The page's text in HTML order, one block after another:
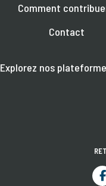
Comment
Contact
Explorez nos